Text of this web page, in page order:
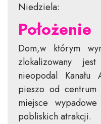
Niedziela:
Położenie
Dom,w którym
zlokalizowany
nieopodal Kanału
pieszo od centrum
miejsce
pobliskich atrakcji.